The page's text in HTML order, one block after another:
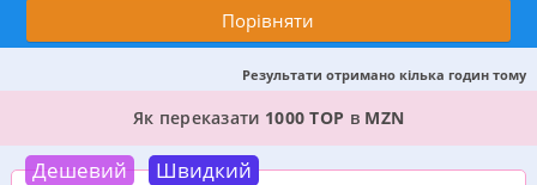
Порівняти
Результати отримано кілька годин тому
КРАЩИЙ ВАРІАНТ, ДЕ МОЖНА ПЕРЕКАЗАТИ
Як переказати 1000 TOP в MZN
Дешевий Швидкий